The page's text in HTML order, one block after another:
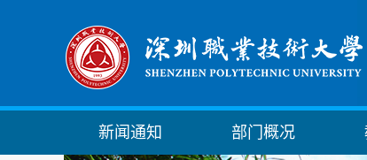
新闻通知 部门概况